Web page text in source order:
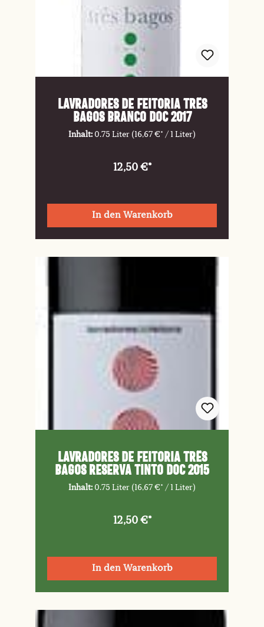
LAVRADORES DE FEITORIA Três
Bagos Branco DOC 2017
Inhalt: 0.75 Liter (16,67 €* / 1 Liter)
12,50 €*
In den Warenkorb
LAVRADORES DE FEITORIA Três
Bagos Reserva Tinto DOC 2015
Inhalt: 0.75 Liter (16,67 €* / 1 Liter)
12,50 €*
In den Warenkorb